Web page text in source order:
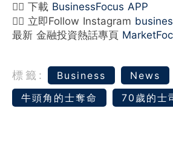
👉🏻 下載 BusinessFocus APP
👉🏻 立即Follow Instagram
最新 金融投資熱話專頁
標籤: Business News
牛頭角的士奪命
70歲的士